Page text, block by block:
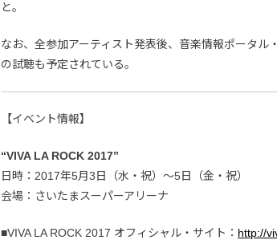
と。
なお、全参加アーティスト発表後、音楽情報ポータル
の試聴も予定されている。
【イベント情報】
“VIVA LA ROCK 2017”
日時：2017年5月3日（水・祝）～5日（金・祝）
会場：さいたまスーパーアリーナ
■VIVA LA ROCK 2017 オフィシャル・サイト： http://